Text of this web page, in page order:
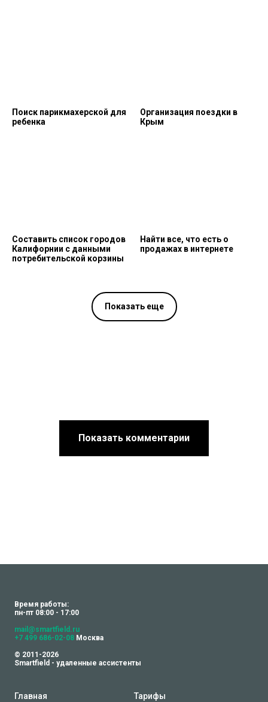
Поиск парикмахерской для
ребенка
Организация поездки в
Крым
Составить список городов
Калифорнии с данными
потребительской корзины
Найти все, что есть о
продажах в интернете
Показать еще
Показать комментарии
Время работы:
пн-пт 08:00 - 17:00
mail@smartfield.ru
+7 499 686-02-08 Москва
© 2011-2026
Smartfield - удаленные ассистенты
Главная
Тарифы